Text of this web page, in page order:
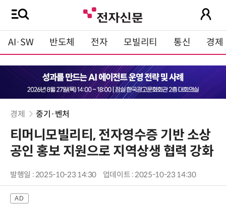
AI·SW 반도체 전자 모빌리티 통신 경제
경제 중기·벤처
티머니모빌리티, 전자영수증 기반 소상
공인 홍보 지원으로 지역상생 협력 강화
발행일 : 2025-10-23 14:30 업데이트 : 2025-10-23 14:30